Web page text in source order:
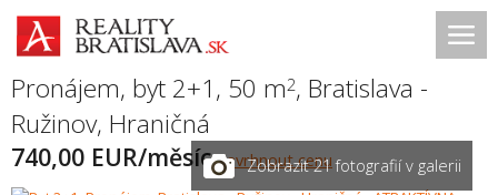
Pronájem, byt 2+1, 50 m2, Bratislava -
Ružinov, Hraničná
740,00 EUR/měsícnavrhnout cenu
Zobrazit 21 fotografií v galerii